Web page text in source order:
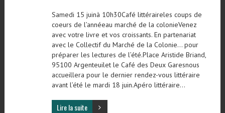
Samedi 15 juinà 10h30Café littéraireles coups de
coeurs de l’annéeau marché de la colonieVenez
avec votre livre et vos croissants. En partenariat
avec le Collectif du Marché de la Colonie… pour
préparer les lectures de l’été.Place Aristide Briand,
95100 Argenteuilet le Café des Deux Garesnous
accueillera pour le dernier rendez-vous littéraire
avant l’été le mardi 18 juin.Apéro littéraire…
Lire la suite